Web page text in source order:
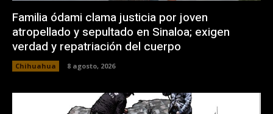
Familia ódami clama justicia por joven
atropellado y sepultado en Sinaloa; exigen
verdad y repatriación del cuerpo
Chihuahua 8 agosto, 2026